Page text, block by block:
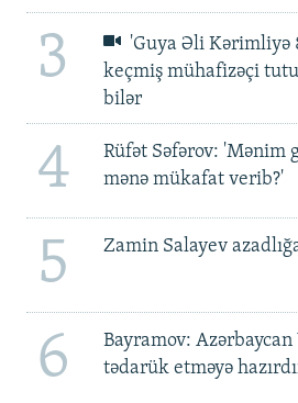
3
'Guya Əli Kərimliyə
keçmiş mühafizəçi
bilər
4
Rüfət Səfərov: 'Mənim
mənə mükafat verib?'
5 Zamin Salayev
6
Bayramov:
tədarük etməyə